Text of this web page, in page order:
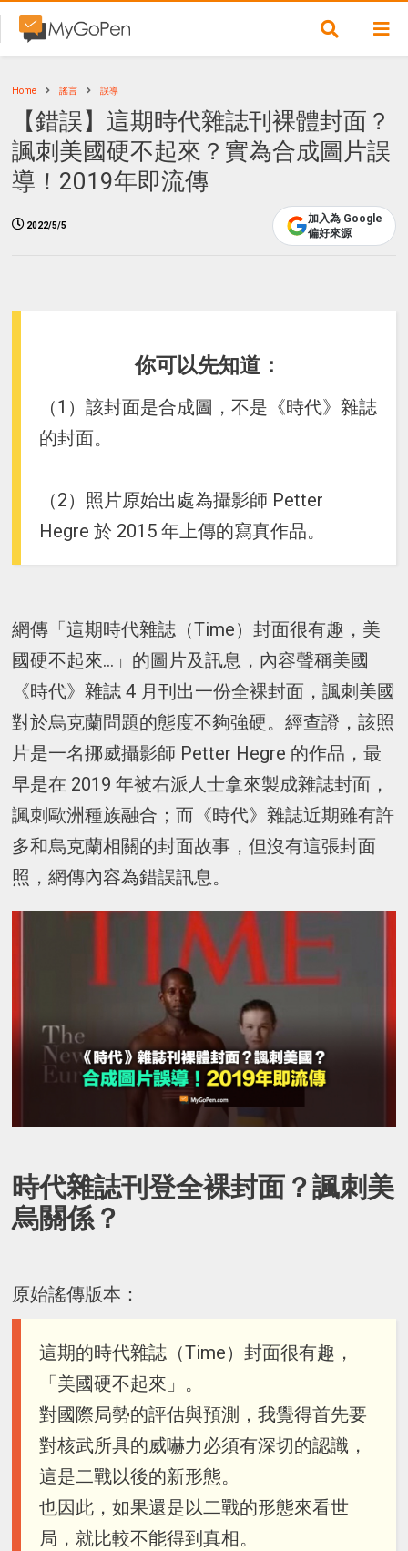
Home 謠言 誤導
【錯誤】這期時代雜誌刊裸體封面？
諷刺美國硬不起來？實為合成圖片誤
導！2019年即流傳
2022/5/5
加入為 Google
偏好來源
你可以先知道：
（1）該封面是合成圖，不是《時代》雜誌
的封面。
（2）照片原始出處為攝影師 Petter
Hegre 於 2015 年上傳的寫真作品。
網傳「這期時代雜誌（Time）封面很有趣，美
國硬不起來...」的圖片及訊息，內容聲稱美國
《時代》雜誌 4 月刊出一份全裸封面，諷刺美國
對於烏克蘭問題的態度不夠強硬。經查證，該照
片是一名挪威攝影師 Petter Hegre 的作品，最
早是在 2019 年被右派人士拿來製成雜誌封面，
諷刺歐洲種族融合；而《時代》雜誌近期雖有許
多和烏克蘭相關的封面故事，但沒有這張封面
照，網傳內容為錯誤訊息。
時代雜誌刊登全裸封面？諷刺美
烏關係？
原始謠傳版本：
這期的時代雜誌（Time）封面很有趣，
「美國硬不起來」。
對國際局勢的評估與預測，我覺得首先要
對核武所具的威嚇力必須有深切的認識，
這是二戰以後的新形態。
也因此，如果還是以二戰的形態來看世
局，就比較不能得到真相。